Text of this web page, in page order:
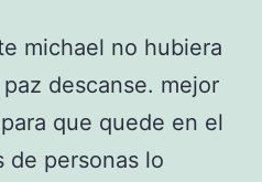
michael no hubiera
descanse. mejor
que quede en el
de personas lo